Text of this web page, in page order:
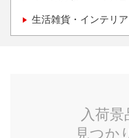
生活雑貨・インテリ